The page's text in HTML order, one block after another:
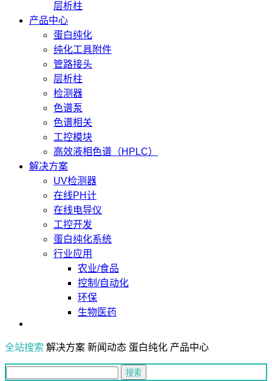
层析柱
产品中心
蛋白纯化
纯化工具附件
管路接头
层析柱
检测器
色谱泵
色谱相关
工控模块
高效液相色谱（HPLC）
解决方案
UV检测器
在线PH计
在线电导仪
工控开发
蛋白纯化系统
行业应用
农业/食品
控制/自动化
环保
生物医药
全站搜索 解决方案 新闻动态 蛋白纯化 产品中心